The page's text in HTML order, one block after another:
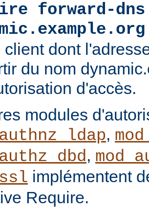
forward-dns
client dont
du nom
d'accès.
modules
,
,
implémentent
Require.